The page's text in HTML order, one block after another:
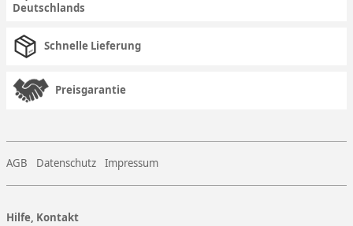
Deutschlands
Schnelle Lieferung
Preisgarantie
AGB Datenschutz Impressum
Hilfe, Kontakt